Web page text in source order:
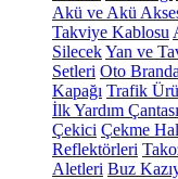
Akü ve Akü
Takviye Kablosu
SilecekYan ve
Setleri Oto
Kapağı Trafik
İlk Yardım Çantası
Çekici Çekme
Reflektörleri
Aletleri Buz